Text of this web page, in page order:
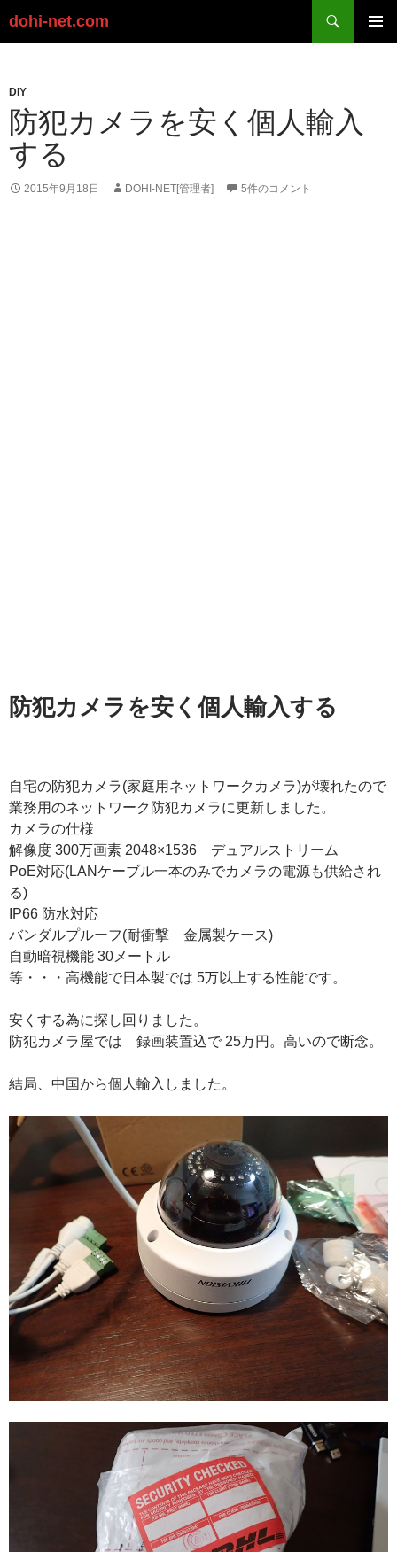
dohi-net.com
索
ン
ツ
へ
ス
キ
ッ
DIY
防犯カメラを安く個人輸入
する
2015年9月18日 DOHI-NET[管理者] 5件のコメント
防犯カメラを安く個人輸入する
自宅の防犯カメラ(家庭用ネットワークカメラ)が壊れたので
業務用のネットワーク防犯カメラに更新しました。
カメラの仕様
解像度 300万画素 2048×1536 デュアルストリーム
PoE対応(LANケーブル一本のみでカメラの電源も供給され
る)
IP66 防水対応
バンダルプルーフ(耐衝撃 金属製ケース)
自動暗視機能 30メートル
等・・・高機能で日本製では 5万以上する性能です。
安くする為に探し回りました。
防犯カメラ屋では 録画装置込で 25万円。高いので断念。
結局、中国から個人輸入しました。